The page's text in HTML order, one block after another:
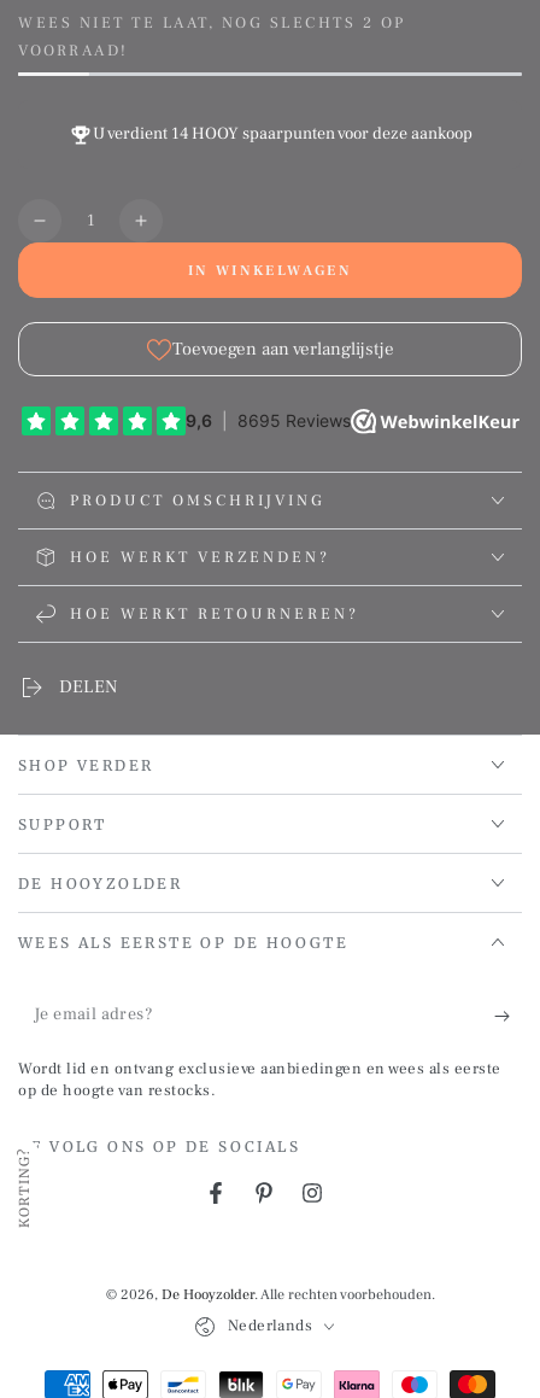
WEES NIET TE LAAT, NOG SLECHTS 2 OP
VOORRAAD!
U verdient 14 HOOY spaarpuntenvoor deze aankoop
Aantal
Translation
nl.products.product.quantity.decrease
Translation
nl.products.product.quantity.increase
IN WINKELWAGEN
Toevoegen aan verlanglijstje
PRODUCT OMSCHRIJVING
HOE WERKT VERZENDEN?
HOE WERKT RETOURNEREN?
DELEN
SHOP VERDER
SUPPORT
DE HOOYZOLDER
WEES ALS EERSTE OP DE HOOGTE
adres?
Wordt lid en ontvang exclusieve aanbiedingen en wees als eerste
op de hoogte van restocks.
OF VOLG ONS OP DE SOCIALS
FacebookPinterestInstagram
© 2026, De Hooyzolder. Alle rechten voorbehouden.
Nederlands
Betalingsmethoden
KORTING?